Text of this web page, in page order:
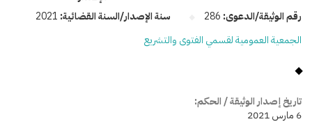
رقم الوثيقة/الدعوى: 286 سنة الإصدار/السنة القضائية: 2021
الجمعية العمومية لقسمي الفتوى والتشريع
تاريخ إصدار الوثيقة / الحكم:
6 مارس 2021